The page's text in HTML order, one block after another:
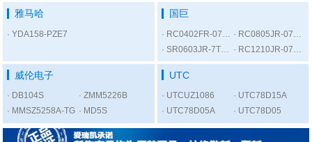
雅马哈
YDA158-PZE7
国巨
RC0402FR-07300RL
RC0805JR-075K6L
SR0603JR-7T1KL
RC1210JR-0756RL
威伦电子
DB104S
ZMM5226B
MMSZ5258A-TG
MD5S
UTC
UTCUZ1086
UTC78D15A
UTC78D05A
UTC78D05